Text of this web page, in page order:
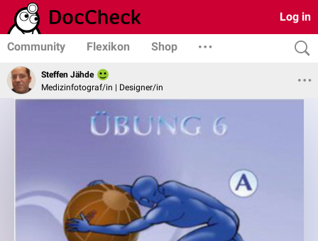
Log in
Community Flexikon Shop
Steffen Jähde
Medizinfotograf/in | Designer/in